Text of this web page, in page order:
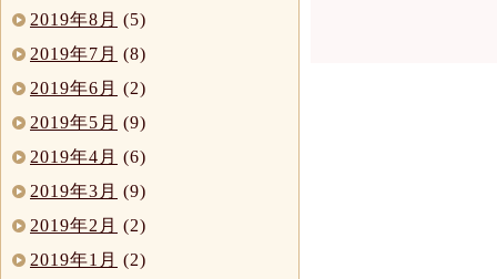
2019年8月 (5)
2019年7月 (8)
2019年6月 (2)
2019年5月 (9)
2019年4月 (6)
2019年3月 (9)
2019年2月 (2)
2019年1月 (2)